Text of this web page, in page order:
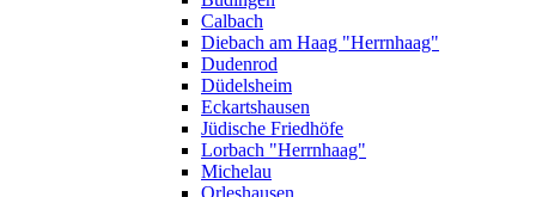
Calbach
Diebach am Haag "Herrnhaag"
Dudenrod
Düdelsheim
Eckartshausen
Jüdische Friedhöfe
Lorbach "Herrnhaag"
Michelau
Orleshausen